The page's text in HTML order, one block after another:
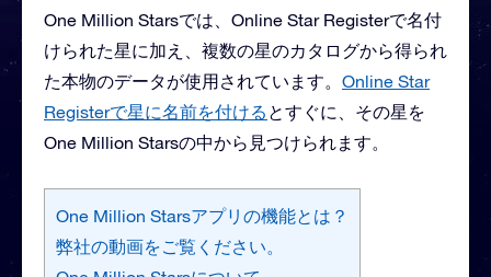
One Million Starsでは、Online Star Registerで名付
けられた星に加え、複数の星のカタログから得られ
た本物のデータが使用されています。 Online Star
Registerで星に名前を付ける とすぐに、その星を
One Million Starsの中から見つけられます。
One Million Starsアプリの機能とは？
弊社の動画をご覧ください。